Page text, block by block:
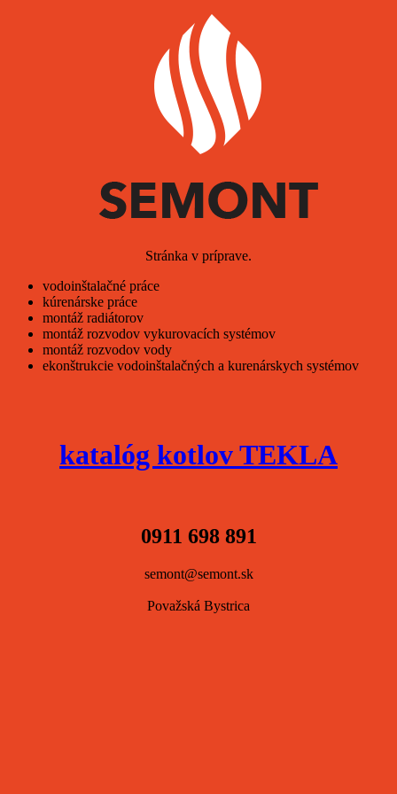
Stránka v príprave.
vodoinštalačné práce
kúrenárske práce
montáž radiátorov
montáž rozvodov vykurovacích systémov
montáž rozvodov vody
ekonštrukcie vodoinštalačných a kurenárskych systémov
katalóg kotlov TEKLA
0911 698 891
semont@semont.sk
Považská Bystrica